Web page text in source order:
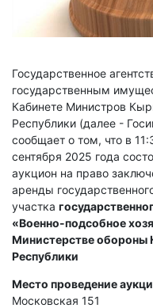
Государственное
государственным
Кабинете Министров
Республики (далее -
сообщает о том, что в
сентября 2025 года
аукцион на право
аренды
участка
«Военно-подсобное
Министерстве обороны
Республики
Место проведение
Московская 151